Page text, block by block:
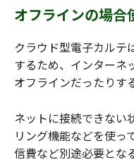
オフラインの場合
クラウド型電子カルテ
するため、インターネ
オフラインだったりす
ネットに接続できない
リング機能などを使っ
信費など別途必要とな